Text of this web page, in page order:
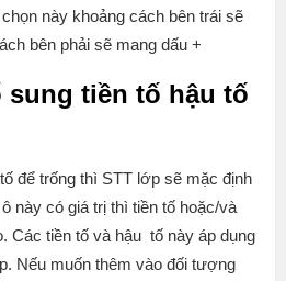
này khoảng cách bên trái sẽ
bên phải sẽ mang dấu +
sung tiền tố hậu tố
để trống thì STT lớp sẽ mặc định
này có giá trị thì tiền tố hoặc/và
Các tiền tố và hậu tố này áp dụng
Nếu muốn thêm vào đối tượng